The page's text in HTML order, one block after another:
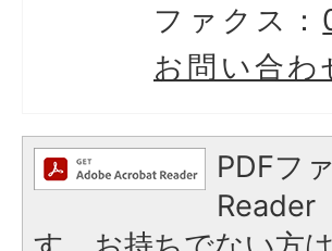
ファクス：
お問い合
PDFフ
Reader